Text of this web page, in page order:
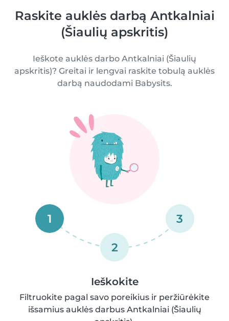
Raskite auklės darbą Antkalniai
(Šiaulių apskritis)
Ieškote auklės darbo Antkalniai (Šiaulių
apskritis)? Greitai ir lengvai raskite tobulą auklės
darbą naudodami Babysits.
1
2
3
Ieškokite
Filtruokite pagal savo poreikius ir peržiūrėkite
išsamius auklės darbus Antkalniai (Šiaulių